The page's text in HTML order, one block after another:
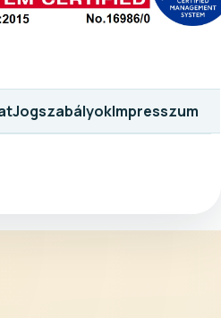
JogszabályokImpresszum